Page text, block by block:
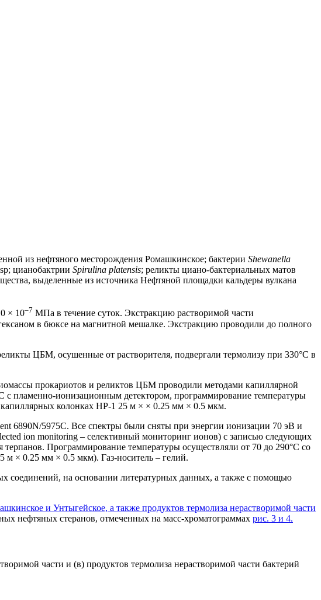
из нефтяного месторождения Ромашкинское; бактерии Shewanella
sp; цианобактрии Spirulina platensis; реликты циано-бактериальных матов
выделенные из источника Нефтяной площадки кальдеры вулкана
× 10–7 МПа в течение суток. Экстракцию растворимой части
в бюксе на магнитной мешалке. Экстракцию проводили до полного
ЦБМ, осушенные от растворителя, подвергали термолизу при 330°C в
прокариотов и реликтов ЦБМ проводили методами капиллярной
пламенно-ионизационным детектором, программирование температуры
капиллярных колонках HP-1 25 м × × 0.25 мм × 0.5 мкм.
6890N/5975С. Все спектры были сняты при энергии ионизации 70 эВ и
ion monitoring – селективный мониторинг ионов) с записью следующих
терпанов. Программирование температуры осуществляли от 70 до 290°C cо
м × 0.25 мм × 0.5 мкм). Газ-носитель – гелий.
соединений, на основании литературных данных, а также с помощью
и Унтыгейское, а также продуктов термолиза нерастворимой части
нефтяных стеранов, отмеченных на масс-хроматограммах рис. 3 и 4.
части и (в) продуктов термолиза нерастворимой части бактерий